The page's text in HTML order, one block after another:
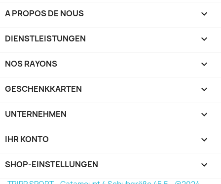
A PROPOS DE NOUS 
DIENSTLEISTUNGEN 
NOS RAYONS 
GESCHENKKARTEN 
UNTERNEHMEN 
IHR KONTO 
SHOP-EINSTELLUNGEN keyboard_arrow_down